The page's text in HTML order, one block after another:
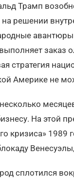
Трамп
на решении
авантюры
заказ
стратегия
Америке не
На этой
кризиса» 1989
сплотился